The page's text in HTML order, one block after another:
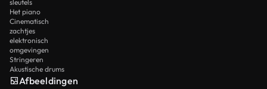
sleutels
Het piano
Cinematisch
zachtjes
elektronisch
omgevingen
Stringeren
Akustische drums
Afbeeldingen